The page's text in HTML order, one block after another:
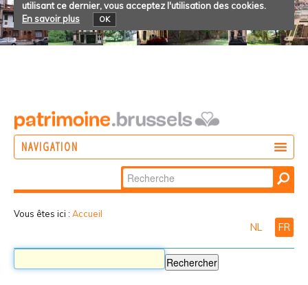
utilisant ce dernier, vous acceptez l'utilisation des cookies.
En savoir plus
OK
NAVIGATION
Chercher par
Recherche
Vous êtes ici : Accueil
NL FR